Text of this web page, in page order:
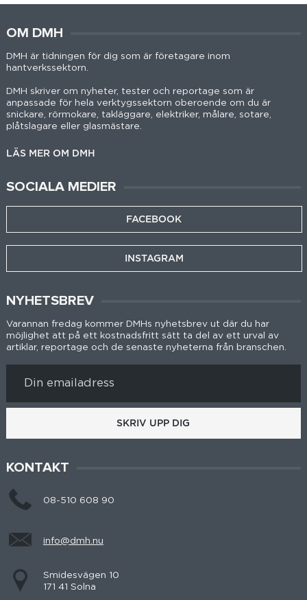
OM DMH
DMH är tidningen för dig som är företagare inom
hantverkssektorn.
DMH skriver om nyheter, tester och reportage som är
anpassade för hela verktygssektorn oberoende om du är
snickare, rörmokare, takläggare, elektriker, målare, sotare,
plåtslagare eller glasmästare.
LÄS MER OM DMH
SOCIALA MEDIER
FACEBOOK
INSTAGRAM
NYHETSBREV
Varannan fredag kommer DMHs nyhetsbrev ut där du har
möjlighet att på ett kostnadsfritt sätt ta del av ett urval av
artiklar, reportage och de senaste nyheterna från branschen.
SKRIV UPP DIG
KONTAKT
08-510 608 90
info@dmh.nu
Smidesvägen 10
171 41 Solna